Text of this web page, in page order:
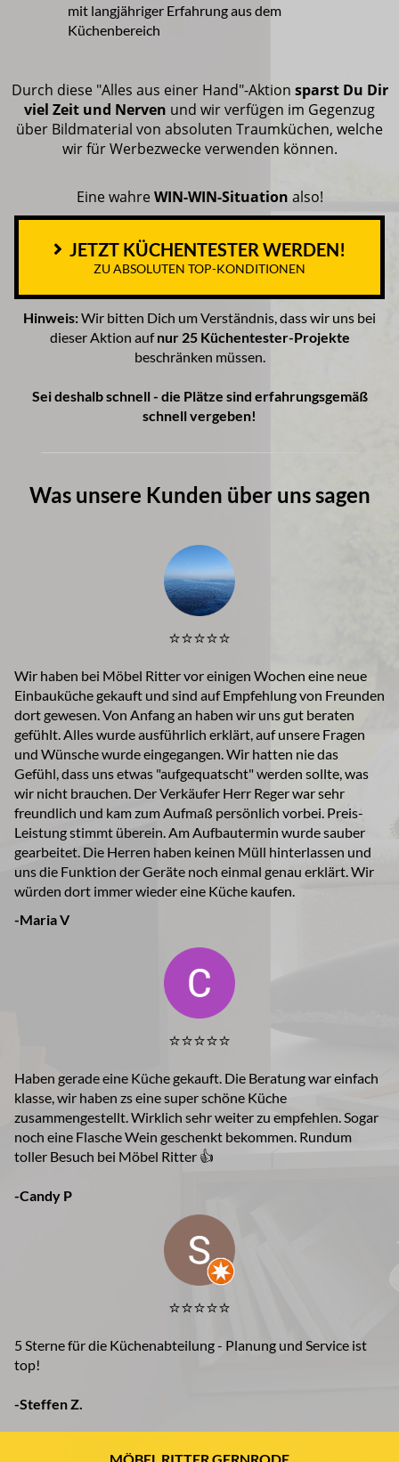
mit langjähriger Erfahrung aus dem
Küchenbereich
Durch diese "Alles aus einer Hand"-Aktion sparst Du Dir
viel Zeit und Nerven und wir verfügen im Gegenzug
über Bildmaterial von absoluten Traumküchen, welche
wir für Werbezwecke verwenden können.
Eine wahreWIN-WIN-Situation also!
JETZT KÜCHENTESTER WERDEN!
ZU ABSOLUTEN TOP-KONDITIONEN
Hinweis:Wir bitten Dich um Verständnis, dass wir uns bei
dieser Aktion aufnur 25 Küchentester-Projekte
beschränken müssen.
Sei deshalb schnell - die Plätze sind erfahrungsgemäß
schnell vergeben!
Was unsere Kunden über uns sagen
⭐️⭐️⭐️⭐️⭐️
Wir haben bei Möbel Ritter vor einigen Wochen eine neue
Einbauküche gekauft und sind auf Empfehlung von Freunden
dort gewesen. Von Anfang an haben wir uns gut beraten
gefühlt. Alles wurde ausführlich erklärt, auf unsere Fragen
und Wünsche wurde eingegangen. Wir hatten nie das
Gefühl, dass uns etwas "aufgequatscht" werden sollte, was
wir nicht brauchen. Der Verkäufer Herr Reger war sehr
freundlich und kam zum Aufmaß persönlich vorbei. Preis-
Leistung stimmt überein. Am Aufbautermin wurde sauber
gearbeitet. Die Herren haben keinen Müll hinterlassen und
uns die Funktion der Geräte noch einmal genau erklärt. Wir
würden dort immer wieder eine Küche kaufen.
-Maria V
⭐️⭐️⭐️⭐️⭐️
Haben gerade eine Küche gekauft. Die Beratung war einfach
klasse, wir haben zs eine super schöne Küche
zusammengestellt. Wirklich sehr weiter zu empfehlen. Sogar
noch eine Flasche Wein geschenkt bekommen. Rundum
toller Besuch bei Möbel Ritter 👍
-Candy P
⭐️⭐️⭐️⭐️⭐️
5 Sterne für die Küchenabteilung - Planung und Service ist
top!
-Steffen Z.
MÖBEL RITTER GERNRODE